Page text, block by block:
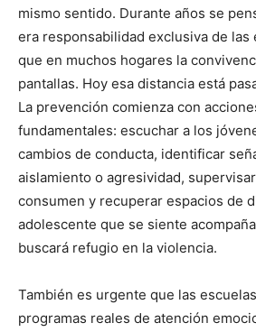
mismo sentido. Durante años se
era responsabilidad exclusiva de las
que en muchos hogares la
pantallas. Hoy esa distancia está
La prevención comienza con
fundamentales: escuchar a los
cambios de conducta, identificar
aislamiento o agresividad,
consumen y recuperar espacios de
adolescente que se siente
buscará refugio en la violencia.
También es urgente que las
programas reales de atención